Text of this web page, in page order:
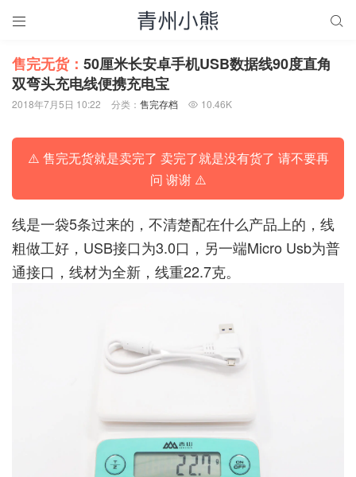
 
售完无货： 50厘米长安卓手机USB数据线90度直角
双弯头充电线便携充电宝
2018年7月5日 10:22 分类： 售完存档  10.46K
⚠️ 售完无货就是卖完了 卖完了就是没有货了 请不要再
问 谢谢 ⚠️
线是一袋5条过来的，不清楚配在什么产品上的，线
粗做工好，USB接口为3.0口，另一端Micro Usb为普
通接口，线材为全新，线重22.7克。